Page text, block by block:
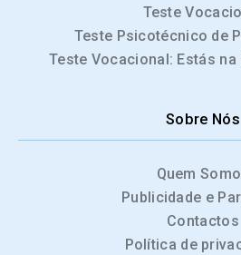
Teste
Teste Psicotécnico de
Teste Vocacional: Estás
Sobre Nós
Quem
Publicidade e
Contactos
Política de